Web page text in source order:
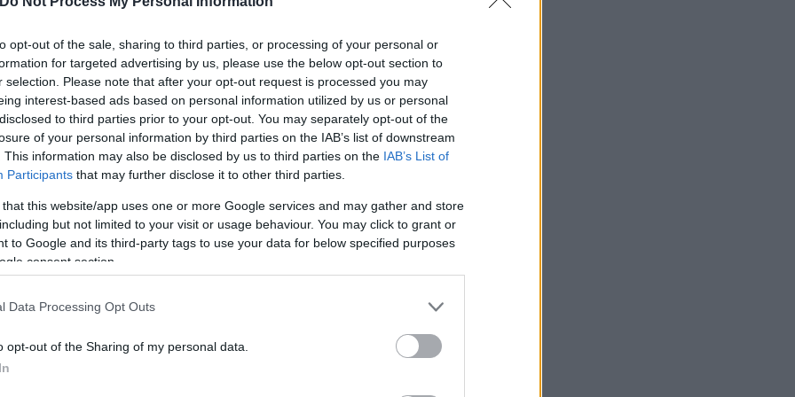
opt-out of the sale, sharing to third parties, or processing of your personal or
for targeted advertising by us, please use the below opt-out section to
selection. Please note that after your opt-out request is processed you may
interest-based ads based on personal information utilized by us or personal
to third parties prior to your opt-out. You may separately opt-out of the
of your personal information by third parties on the IAB’s list of downstream
This information may also be disclosed by us to third parties on the IAB’s List of
Participants that may further disclose it to other third parties.
that this website/app uses one or more Google services and may gather and store
but not limited to your visit or usage behaviour. You may click to grant or
to Google and its third-party tags to use your data for below specified purposes
consent section.
Data Processing Opt Outs
opt-out of the Sharing of my personal data.
Τσιτσιπά να πάρει το εισιτήριο για τελικό γκραν σλαμ, μετά από ακόμη μια
2021).
μόλις στο δεύτερο game, να βρει break, κάτι που έμελλε να αποδειχθεί και
και παρά την πίεση που άσκησε ο αντίπαλος του στο σερβίς, κατάφερε να κάνει
να βρεθεί μπροστά με 4-1 και τελικά να πάρει το σετ με 6-3.